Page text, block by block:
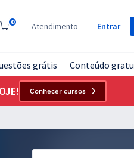
0 Atendimento Entrar
grátis Conteúdo
Conhecer cursos